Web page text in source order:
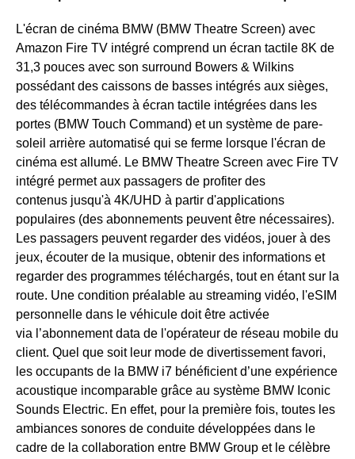
L'écran de cinéma BMW (BMW Theatre Screen) avec
Amazon Fire TV intégré comprend un écran tactile 8K de
31,3 pouces avec son surround Bowers & Wilkins
possédant des caissons de basses intégrés aux sièges,
des télécommandes à écran tactile intégrées dans les
portes (BMW Touch Command) et un système de pare-
soleil arrière automatisé qui se ferme lorsque l'écran de
cinéma est allumé. Le BMW Theatre Screen avec Fire TV
intégré permet aux passagers de profiter des
contenus jusqu'à 4K/UHD à partir d'applications
populaires (des abonnements peuvent être nécessaires).
Les passagers peuvent regarder des vidéos, jouer à des
jeux, écouter de la musique, obtenir des informations et
regarder des programmes téléchargés, tout en étant sur la
route. Une condition préalable au streaming vidéo, l'eSIM
personnelle dans le véhicule doit être activée
via l’abonnement data de l'opérateur de réseau mobile du
client. Quel que soit leur mode de divertissement favori,
les occupants de la BMW i7 bénéficient d’une expérience
acoustique incomparable grâce au système BMW Iconic
Sounds Electric. En effet, pour la première fois, toutes les
ambiances sonores de conduite développées dans le
cadre de la collaboration entre BMW Group et le célèbre